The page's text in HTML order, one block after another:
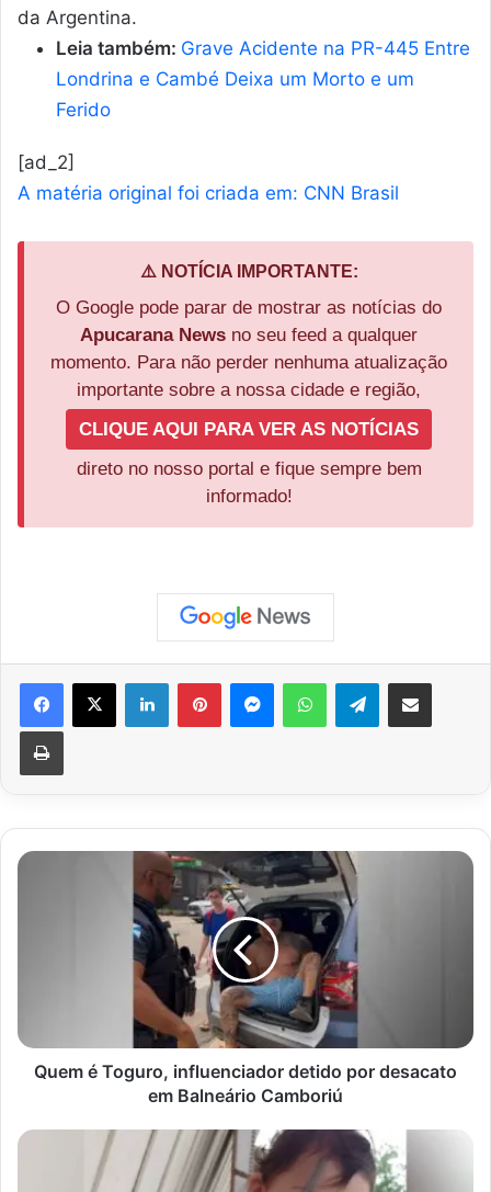
da Argentina.
Leia também: Grave Acidente na PR-445 Entre
Londrina e Cambé Deixa um Morto e um
Ferido
[ad_2]
A matéria original foi criada em: CNN Brasil
⚠️ NOTÍCIA IMPORTANTE:
O Google pode parar de mostrar as notícias do
Apucarana News no seu feed a qualquer
momento. Para não perder nenhuma atualização
importante sobre a nossa cidade e região,
CLIQUE AQUI PARA VER AS NOTÍCIAS
direto no nosso portal e fique sempre bem
informado!
Facebook
X LinkedinPinterestMessengerWhatsAppTelegramCompartilhar via e-mail
Imprimir
Quem
Balneário
Camboriú
Quem é Toguro, influenciador detido por desacato
em Balneário Camboriú
Bebê